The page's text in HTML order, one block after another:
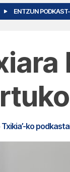
ENTZUN
ko